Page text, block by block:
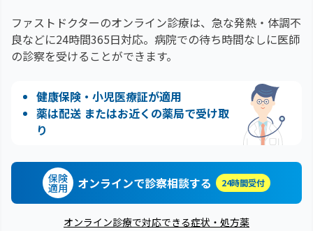
ファストドクターのオンライン診療は、急な発熱・体調不
良などに24時間365日対応。 病院での待ち時間なしに医師
の診察を受けることができます。
健康保険・小児医療証が適用
薬は配送 またはお近くの薬局で受け取
り
保険
適用 オンラインで診察相談する 24時間受付
オンライン診療で対応できる症状・処方薬